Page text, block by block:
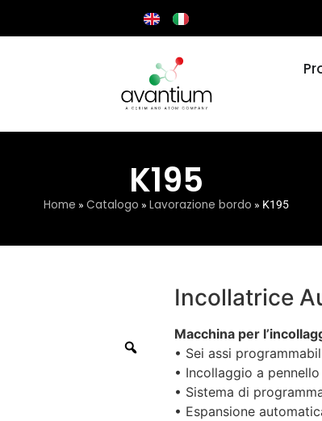
K195
Home » Catalogo » Lavorazione bordo » K195
Incollatrice
Macchina per
• Sei assi
• Incollaggio a pennello
• Sistema di
• Espansione